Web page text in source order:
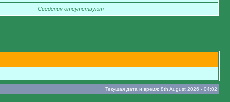
Сведения отсутствуют
Текущая дата и время: 8th August 2026 - 04:02